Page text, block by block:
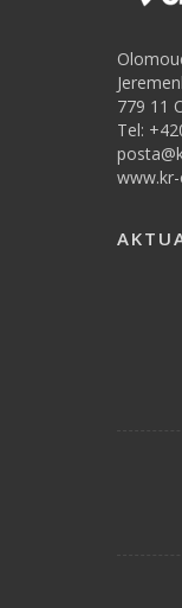
779 11
Tel: